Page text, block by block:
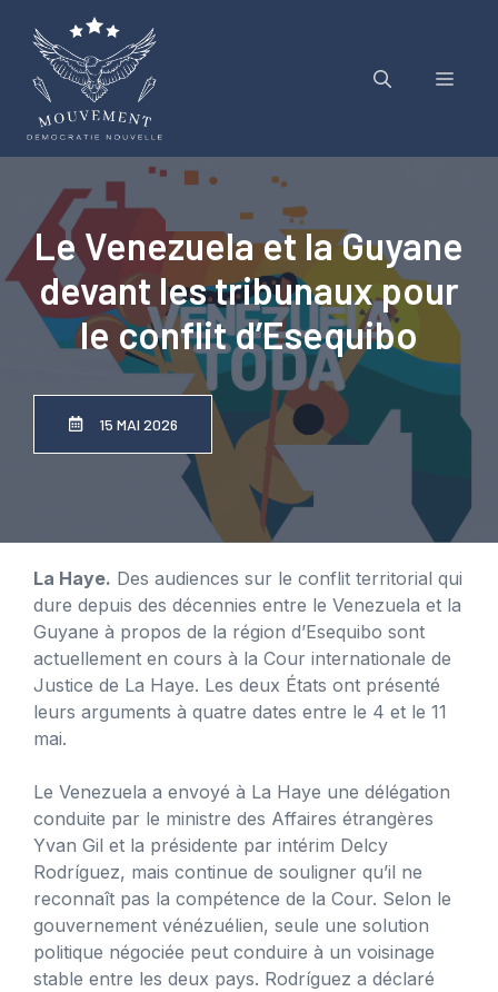
contenu
Menu
Le Venezuela et la Guyane
devant les tribunaux pour
le conflit d’Esequibo
15 MAI 2026
La Haye. Des audiences sur le conflit territorial qui
dure depuis des décennies entre le Venezuela et la
Guyane à propos de la région d’Esequibo sont
actuellement en cours à la Cour internationale de
Justice de La Haye. Les deux États ont présenté
leurs arguments à quatre dates entre le 4 et le 11
mai.
Le Venezuela a envoyé à La Haye une délégation
conduite par le ministre des Affaires étrangères
Yvan Gil et la présidente par intérim Delcy
Rodríguez, mais continue de souligner qu’il ne
reconnaît pas la compétence de la Cour. Selon le
gouvernement vénézuélien, seule une solution
politique négociée peut conduire à un voisinage
stable entre les deux pays. Rodríguez a déclaré